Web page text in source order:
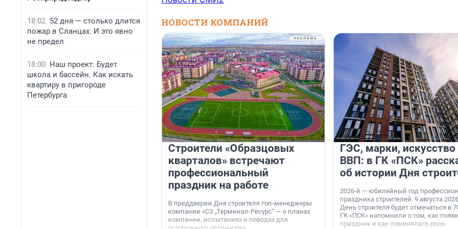
18:02 52 дня — столько длится
пожар в Сланцах. И это явно
не предел
18:00 Наш проект: Будет
школа и бассейн. Как искать
квартиру в пригороде
Петербурга
НОВОСТИ КОМПАНИЙ
Строители «Образцовых
кварталов» встречают
профессиональный
праздник на работе
В преддверии Дня строителя топ-менеджеры
компании «СЗ „Терминал-Ресурс“ — о планах
компании, испытаниях и поводах для
ГЭС, марки, искусство
ВВП: в ГК «ПСК»
об истории Дня
2026-й — юбилейный год
праздника строителей. 9 августа
День строителя будет отмечаться в
ГК «ПСК» напомнили о том, как
праздник и как поменялась роль